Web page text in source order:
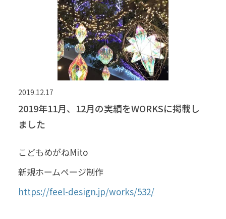
2019.12.17
2019年11月、12月の実績をWORKSに掲載し
ました
こどもめがねMito
新規ホームページ制作
https://feel-design.jp/works/532/